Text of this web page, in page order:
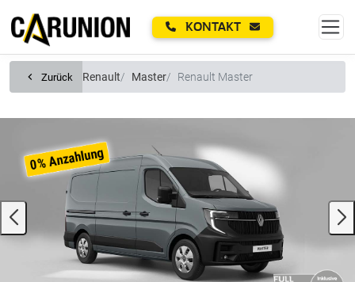
KONTAKT
Zurück Renault Master Renault Master